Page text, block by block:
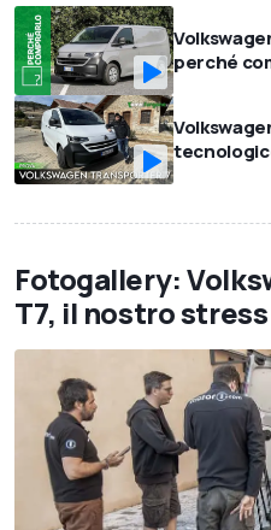
perché
Fotogallery:
T7, il nostro